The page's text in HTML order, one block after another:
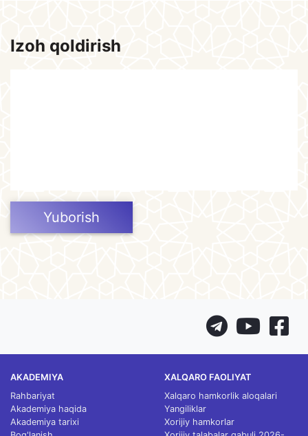
Izoh qoldirish
Yuborish
AKADEMIYA
Rahbariyat
Akademiya haqida
Akademiya tarixi
XALQARO FAOLIYAT
Xalqaro hamkorlik aloqalari
Yangiliklar
Xorijiy hamkorlar